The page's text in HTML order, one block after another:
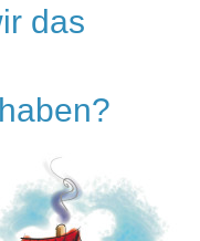
das